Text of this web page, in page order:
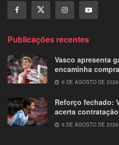
Publicações recentes
Vasco apresenta
encaminha
6 DE AGOSTO DE 2026
Reforço fechado:
acerta
6 DE AGOSTO DE 2026